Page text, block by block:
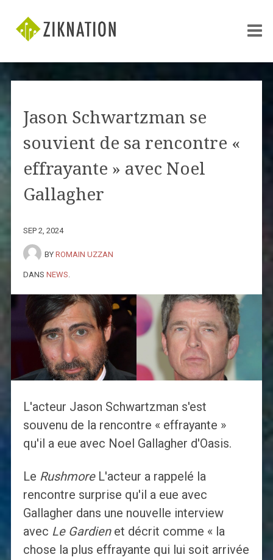
Jason Schwartzman se
souvient de sa rencontre «
effrayante » avec Noel
Gallagher
SEP 2, 2024
BY ROMAIN UZZAN
DANS NEWS
L'acteur Jason Schwartzman s'est
souvenu de la rencontre « effrayante »
qu'il a eue avec Noel Gallagher d'Oasis.
Le RushmoreL'acteur a rappelé la
rencontre surprise qu'il a eue avec
Gallagher dans une nouvelle interview
avec Le Gardienet décrit comme « la
chose la plus effrayante qui lui soit arrivée